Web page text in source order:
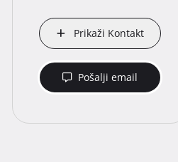
Prikaži Kontakt
Pošalji email